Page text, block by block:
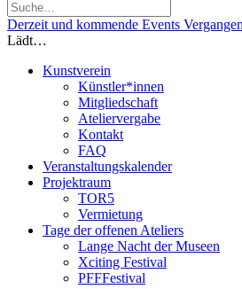
Derzeit und kommende Events
Lädt…
Kunstverein
Künstler*innen
Mitgliedschaft
Ateliervergabe
Kontakt
FAQ
Veranstaltungskalender
Projektraum
TOR5
Vermietung
Tage der offenen Ateliers
Lange Nacht der Museen
Xciting Festival
PFFFestival